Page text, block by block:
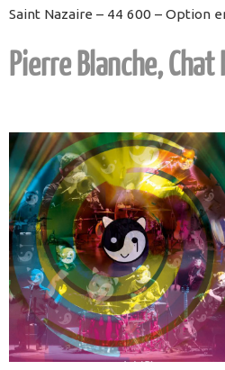
Saint Nazaire – 44 600 – Option
Pierre Blanche, Chat